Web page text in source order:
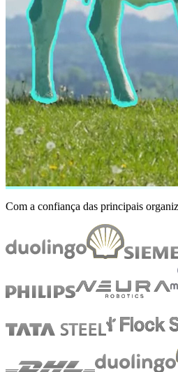
Com a confiança das principais